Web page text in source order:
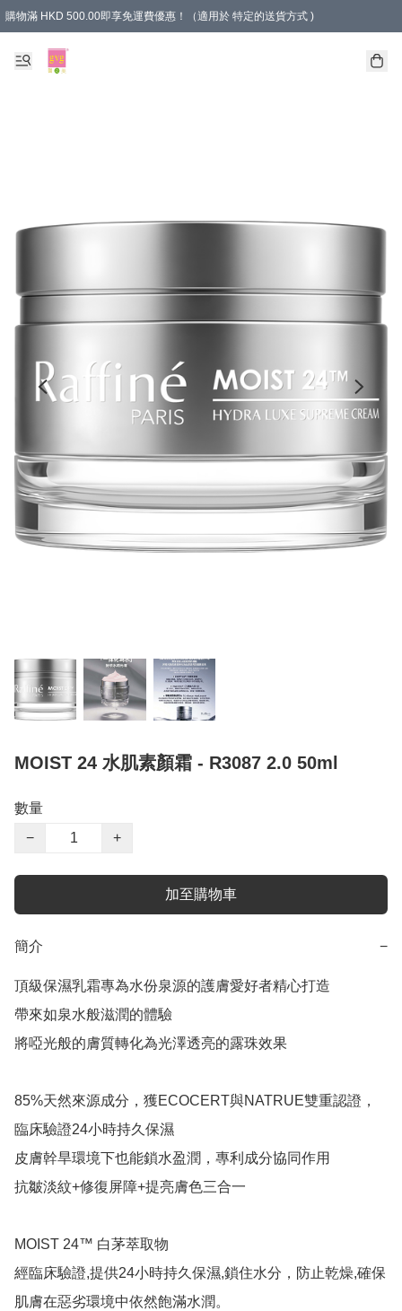
購物滿 HKD 500.00即享免運費優惠！（適用於 特定的送貨方式 )
MOIST 24 水肌素顏霜 - R3087 2.0 50ml
數量
−
+
加至購物車
簡介 −
頂級保濕乳霜專為水份泉源的護膚愛好者精心打造
帶來如泉水般滋潤的體驗
將啞光般的膚質轉化為光澤透亮的露珠效果
85%天然來源成分，獲ECOCERT與NATRUE雙重認證，
臨床驗證24小時持久保濕
皮膚幹旱環境下也能鎖水盈潤，專利成分協同作用
抗皺淡紋+修復屏障+提亮膚色三合一
MOIST 24™ 白茅萃取物
經臨床驗證,提供24小時持久保濕,鎖住水分，防止乾燥,確保
肌膚在惡劣環境中依然飽滿水潤。